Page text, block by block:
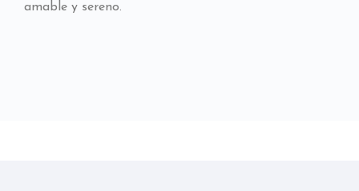
amable y sereno.